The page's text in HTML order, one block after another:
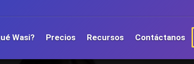
Wasi? Precios Recursos Contáctanos